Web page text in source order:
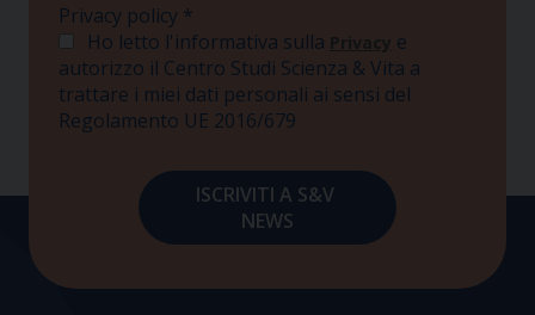
Privacy policy *
Ho letto l'informativa sulla Privacy e
autorizzo il Centro Studi Scienza & Vita a
trattare i miei dati personali ai sensi del
Regolamento UE 2016/679